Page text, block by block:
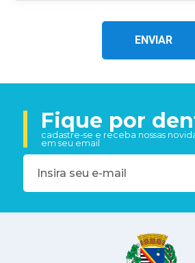
ENVIAR
Fique por
cadastre-se e receba nossas
em seu email